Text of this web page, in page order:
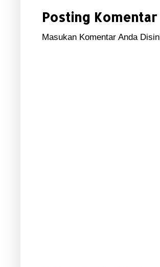
Posting Komentar
Masukan Komentar Anda